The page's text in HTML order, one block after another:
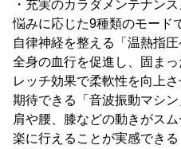
・充実のカラダメンテナン
悩みに応じた9種類のモード
自律神経を整える「温熱指
全身の血行を促進し、固ま
レッチ効果で柔軟性を向上
期待できる「音波振動マシ
肩や腰、膝などの動きがス
楽に行えることが実感でき